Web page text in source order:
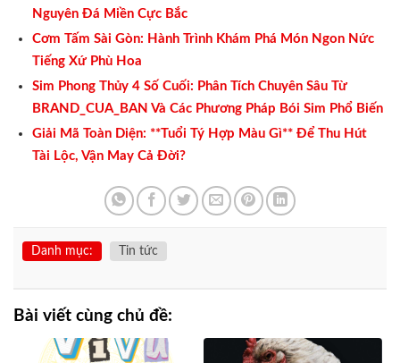
Nguyên Đá Miền Cực Bắc
Cơm Tấm Sài Gòn: Hành Trình Khám Phá Món Ngon Nức
Tiếng Xứ Phù Hoa
Sim Phong Thủy 4 Số Cuối: Phân Tích Chuyên Sâu Từ
BRAND_CUA_BAN Và Các Phương Pháp Bói Sim Phổ Biến
Giải Mã Toàn Diện: **Tuổi Tý Hợp Màu Gì** Để Thu Hút
Tài Lộc, Vận May Cả Đời?
Danh mục: Tin tức
Bài viết cùng chủ đề: